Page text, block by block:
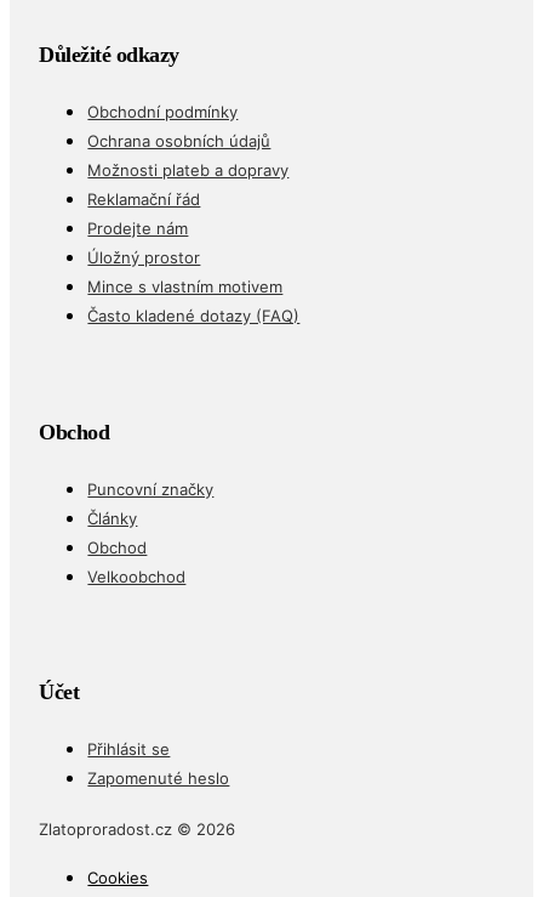
Důležité odkazy
Obchodní podmínky
Ochrana osobních údajů
Možnosti plateb a dopravy
Reklamační řád
Prodejte nám
Úložný prostor
Mince s vlastním motivem
Často kladené dotazy (FAQ)
Obchod
Puncovní značky
Články
Obchod
Velkoobchod
Účet
Přihlásit se
Zapomenuté heslo
Zlatoproradost.cz © 2026
Cookies